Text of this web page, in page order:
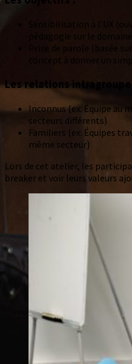
Sensibilisation à l’UX
pédagogie sur le domaine)
Prise de parole (basée
concept à donner un
Les relations intragroupe
Inconnus (ex: Équipe au
secteurs différents)
Familiers (ex: Équipes
même secteur)
Lors de cet atelier, les
breaker et voir leurs valeurs